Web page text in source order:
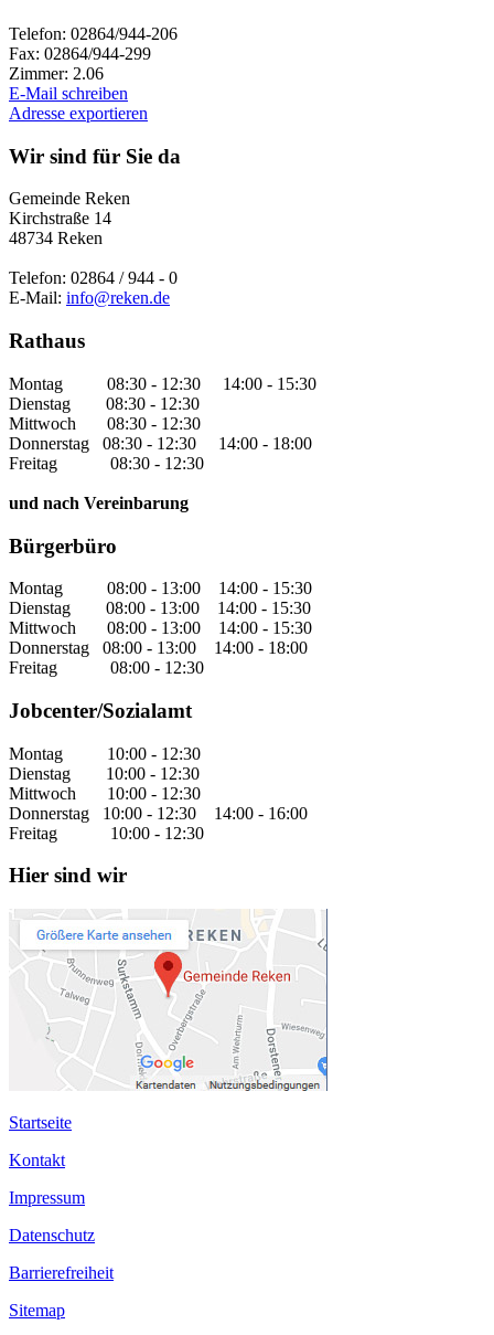
Telefon: 02864/944-206
Fax: 02864/944-299
Zimmer: 2.06
E-Mail schreiben
Adresse exportieren
Wir sind für Sie da
Gemeinde Reken
Kirchstraße 14
48734 Reken
Telefon: 02864 / 944 - 0
E-Mail: info@reken.de
Rathaus
Montag 08:30 - 12:30 14:00 - 15:30
Dienstag 08:30 - 12:30
Mittwoch 08:30 - 12:30
Donnerstag 08:30 - 12:30 14:00 - 18:00
Freitag 08:30 - 12:30
und nach Vereinbarung
Bürgerbüro
Montag 08:00 - 13:00 14:00 - 15:30
Dienstag 08:00 - 13:00 14:00 - 15:30
Mittwoch 08:00 - 13:00 14:00 - 15:30
Donnerstag 08:00 - 13:00 14:00 - 18:00
Freitag 08:00 - 12:30
Jobcenter/Sozialamt
Montag 10:00 - 12:30
Dienstag 10:00 - 12:30
Mittwoch 10:00 - 12:30
Donnerstag 10:00 - 12:30 14:00 - 16:00
Freitag 10:00 - 12:30
Hier sind wir
Startseite
Kontakt
Impressum
Datenschutz
Barrierefreiheit
Sitemap